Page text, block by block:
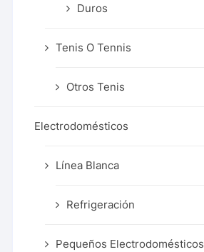
Duros
Tenis O Tennis
Otros Tenis
Electrodomésticos
Línea Blanca
Refrigeración
Pequeños Electrodomésticos